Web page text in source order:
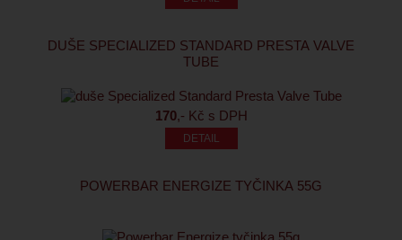
DUŠE SPECIALIZED STANDARD PRESTA VALVE
TUBE
170,- Kč s DPH
POWERBAR ENERGIZE TYČINKA 55G